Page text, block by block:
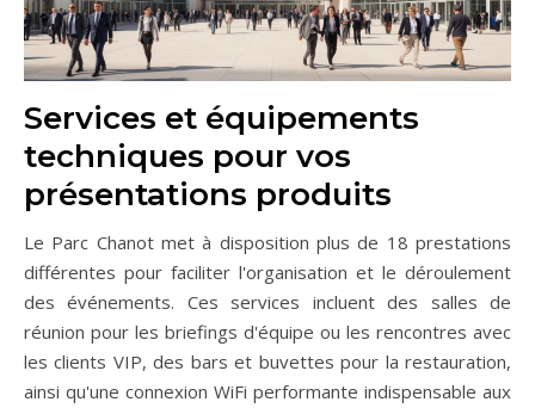
Services et équipements
techniques pour vos
présentations produits
Le Parc Chanot met à disposition plus de 18 prestations
différentes pour faciliter l'organisation et le déroulement
des événements. Ces services incluent des salles de
réunion pour les briefings d'équipe ou les rencontres avec
les clients VIP, des bars et buvettes pour la restauration,
ainsi qu'une connexion WiFi performante indispensable aux